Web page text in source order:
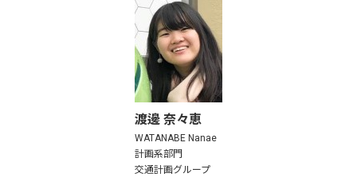
渡邊 奈々恵
WATANABE Nanae
計画系部門
交通計画グループ